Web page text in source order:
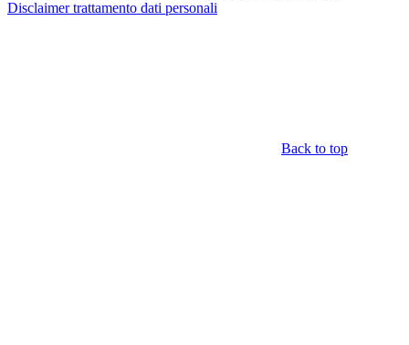
Disclaimer trattamento dati personali
Back to top